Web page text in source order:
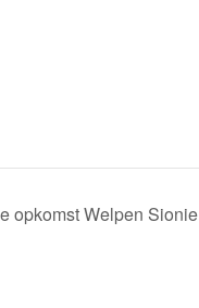
opkomst Welpen Sionie